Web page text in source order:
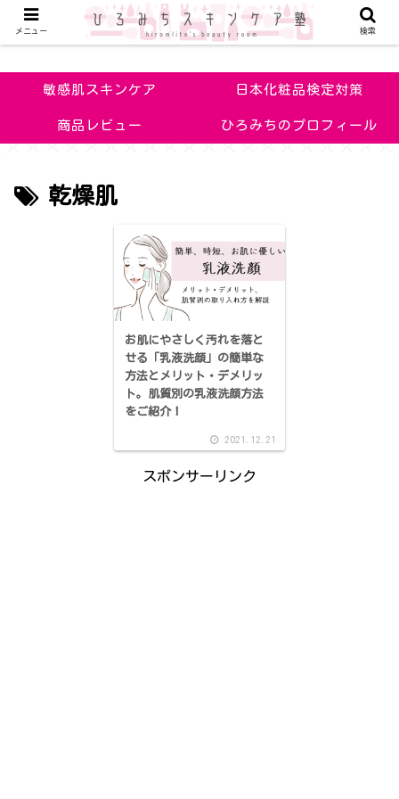
敏感肌スキンケア 日本化粧品検定対策
商品レビュー ひろみちのプロフィール
乾燥肌
お肌にやさしく汚れを落と
せる「乳液洗顔」の簡単な
方法とメリット・デメリッ
ト。肌質別の乳液洗顔方法
をご紹介！
2021.12.21
スポンサーリンク
メニュー 検索